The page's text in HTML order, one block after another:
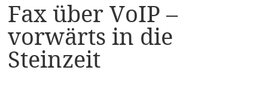
Fax über VoIP –
vorwärts in die
Steinzeit